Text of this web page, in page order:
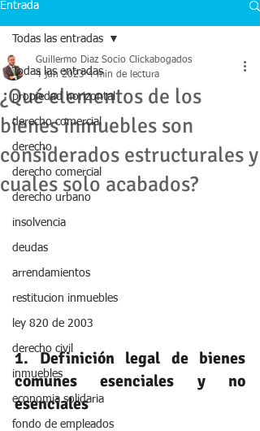
Entrada
Todas las entradas
propiedad horizontal
derecho comercial
derecho
derecho comercial
derecho urbano
insolvencia
deudas
arrendamientos
restitucion inmuebles
ley 820 de 2003
derecho civil
inmuebles
economia solidaria
fondo de empleados
Todas las entradas
¿Qué elementos de los
bienes inmuebles son
considerados estructurales y
cuales solo acabados?
Guillermo Diaz Socio Clickabogados
4 jun 2023 4 min de lectura
1. Definición legal de bienes
comunes esenciales y no
esenciales